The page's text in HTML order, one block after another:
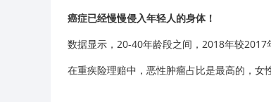
癌症已经慢慢侵入年轻人的身体！
数据显示，20-40年龄段之间，2018年较2017
在重疾险理赔中，恶性肿瘤占比是最高的， 女